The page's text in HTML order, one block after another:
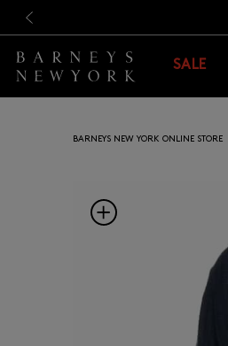
SALE
BARNEYS NEW YORK ONLINE STORE